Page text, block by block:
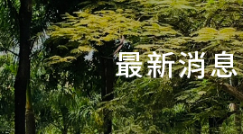
最新消息